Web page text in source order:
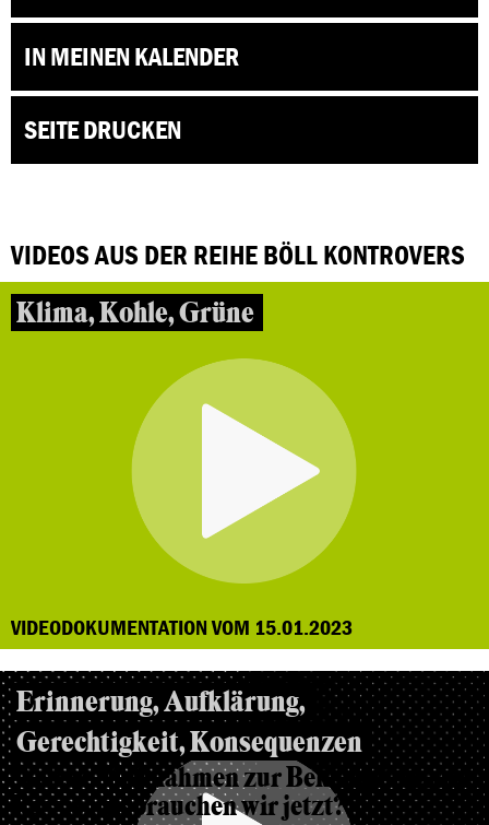
IN MEINEN KALENDER
SEITE DRUCKEN
VIDEOS AUS DER REIHE BÖLL KONTROVERS
Klima, Kohle, Grüne
VIDEODOKUMENTATION VOM 15.01.2023
Erinnerung, Aufklärung,
Gerechtigkeit, Konsequenzen
Welche Maßnahmen zur Bekämpfung von
Rassismus brauchen wir jetzt?